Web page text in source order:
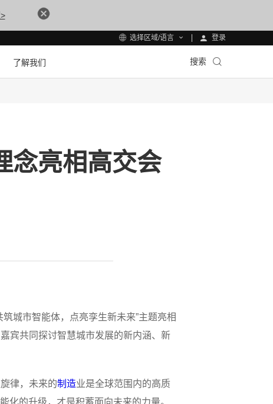
选择区域/语言 登录
了解我们 搜索
念亮相高交会
城市智能体，点亮孪生新未来”主题亮相
宾共同探讨智慧城市发展的新内涵、新
律，未来的制造业是全球范围内的高质
化的升级，才是积蓄面向未来的力量。